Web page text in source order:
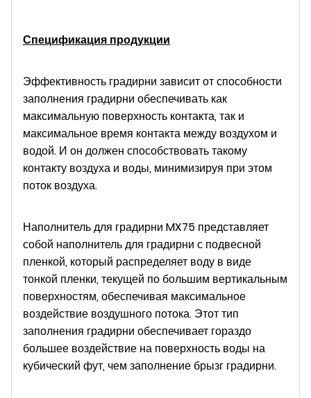
Спецификация продукции
Эффективность градирни зависит от способности
заполнения градирни обеспечивать как
максимальную поверхность контакта, так и
максимальное время контакта между воздухом и
водой. И он должен способствовать такому
контакту воздуха и воды, минимизируя при этом
поток воздуха.
Наполнитель для градирни MX75 представляет
собой наполнитель для градирни с подвесной
пленкой, который распределяет воду в виде
тонкой пленки, текущей по большим вертикальным
поверхностям, обеспечивая максимальное
воздействие воздушного потока. Этот тип
заполнения градирни обеспечивает гораздо
большее воздействие на поверхность воды на
кубический фут, чем заполнение брызг градирни.